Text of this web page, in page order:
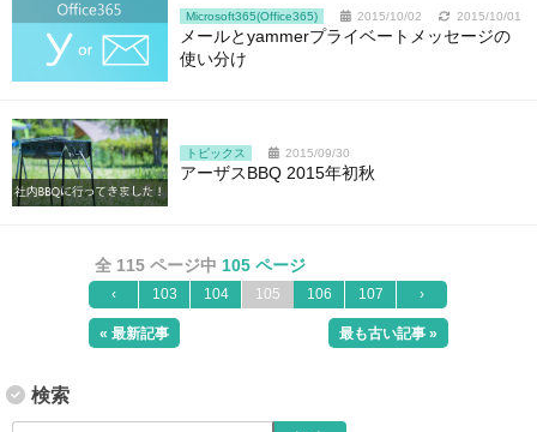
Microsoft365(Office365) 2015/10/02 2015/10/01
メールとyammerプライベートメッセージの
使い分け
トピックス 2015/09/30
アーザスBBQ 2015年初秋
全 115 ページ中 105 ページ
‹ 103 104 105 106 107 ›
« 最新記事 最も古い記事 »
検索